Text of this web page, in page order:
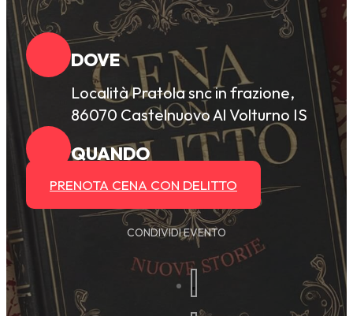
DOVE
Località Pratola snc in frazione,
86070 Castelnuovo Al Volturno IS
QUANDO
PRENOTA CENA CON DELITTO
CONDIVIDI EVENTO